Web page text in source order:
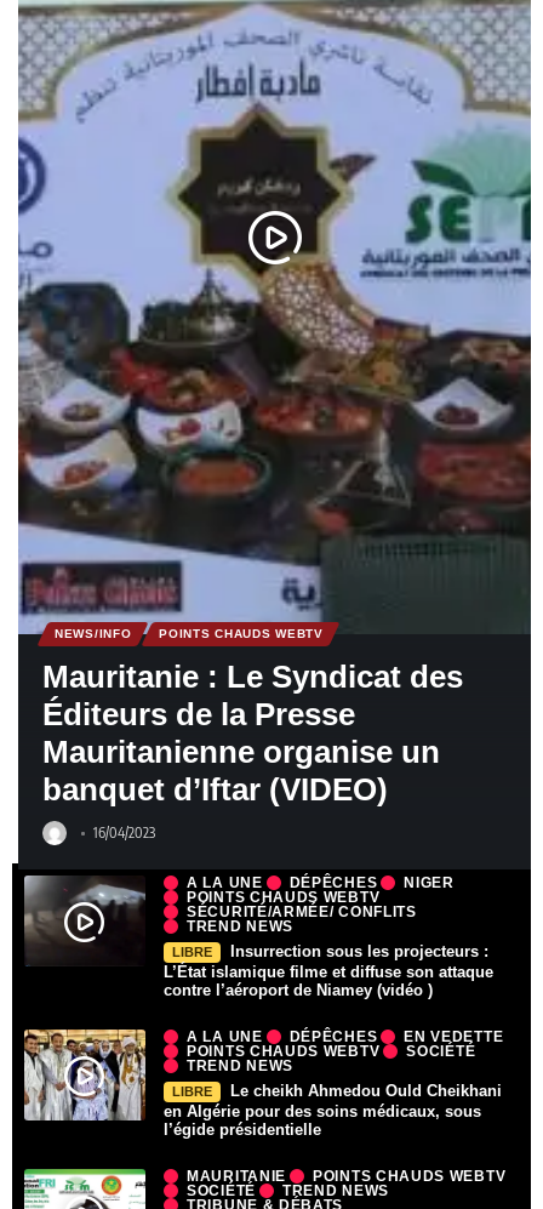
NEWS/INFO POINTS CHAUDS WEBTV
Mauritanie : Le Syndicat des
Éditeurs de la Presse
Mauritanienne organise un
banquet d’Iftar (VIDEO)
16/04/2023
A LA UNE DÉPÊCHES
NIGER
POINTS CHAUDS WEBTV
SÉCURITÉ/ARMÉE/ CONFLITS
TREND NEWS
LIBRE
Insurrection sous les projecteurs :
L’État islamique filme et diffuse son attaque
contre l’aéroport de Niamey (vidéo )
A LA UNE DÉPÊCHES
EN VEDETTE
POINTS CHAUDS WEBTV
SOCIÉTÉ
TREND NEWS
LIBRE
Le cheikh Ahmedou Ould Cheikhani
en Algérie pour des soins médicaux, sous
l’égide présidentielle
MAURITANIE
POINTS CHAUDS WEBTV
SOCIÉTÉ
TREND NEWS